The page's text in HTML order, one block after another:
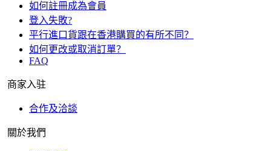
如何註冊成為會員
登入失敗?
平行進口貨跟在香港購買的有所不同？
如何更改或取消訂單？
FAQ
商家入驻
合作及洽談
關於我們